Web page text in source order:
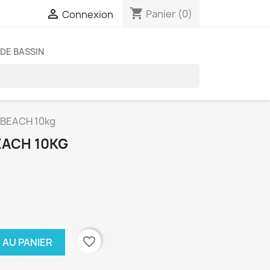
 Connexion shopping_cart Panier (0)
BASSIN
10kg
10KG
PANIER favorite_border